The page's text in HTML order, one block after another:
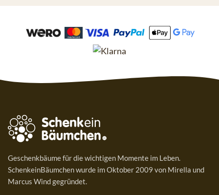
Geschenkbäume für die wichtigen Momente im Leben.
SchenkeinBäumchen wurde im Oktober 2009 von Mirella und
Marcus Wind gegründet.